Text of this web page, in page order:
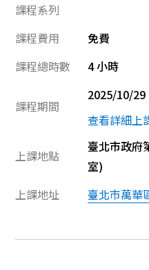
課程系列
課程費用
免費
課程總時數
4 小時
課程期間
2025/10/29
查看詳細上
上課地點
臺北市政府
室)
上課地址
臺北市萬華